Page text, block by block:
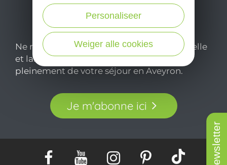
Newsletter
Ne manquez pas notre newsletter mensuelle
et laissez-vous inspirer pour profiter
pleinement de votre séjour en Aveyron.
Je m'abonne ici
Weiger alle cookies
Personaliseer